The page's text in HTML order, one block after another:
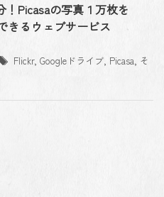
！Picasaの写真１万枚を
きるウェブサービス
Flickr, Googleドライブ, Picasa, そ